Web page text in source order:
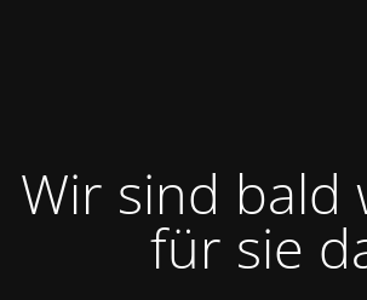
Wir sind bald
für sie